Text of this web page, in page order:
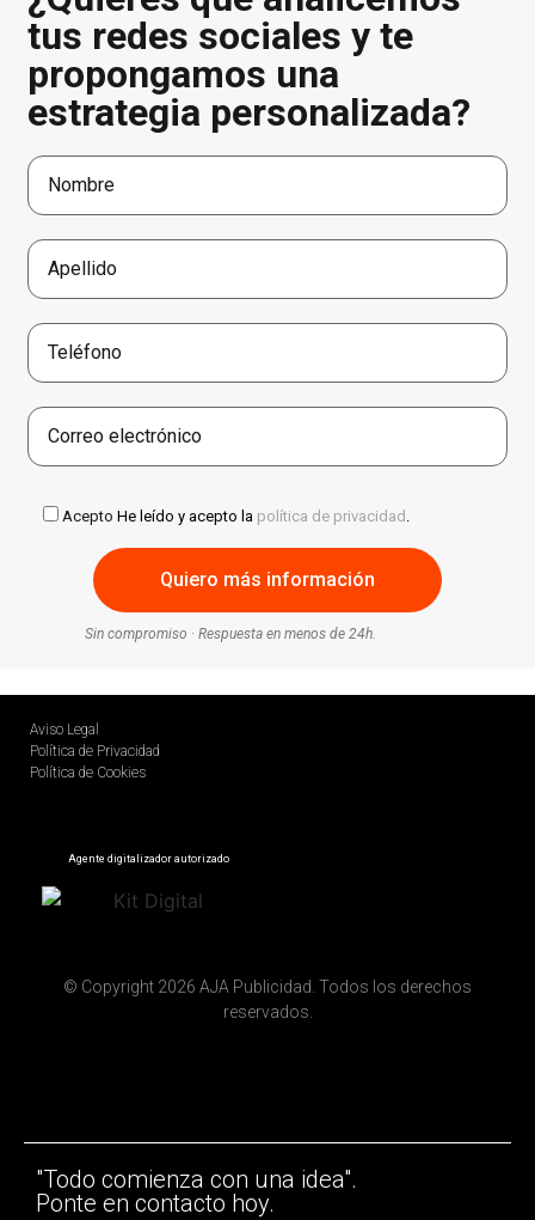
tus redes sociales y te
propongamos una
estrategia personalizada?
Acepto He leído y acepto la política de privacidad
Sin compromiso · Respuesta en menos de 24h.
Aviso Legal
Política de Privacidad
Política de Cookies
Agente digitalizador autorizado
© Copyright 2026 AJA Publicidad. Todos los derechos
reservados.
"Todo comienza con una idea".
Ponte en contacto hoy.